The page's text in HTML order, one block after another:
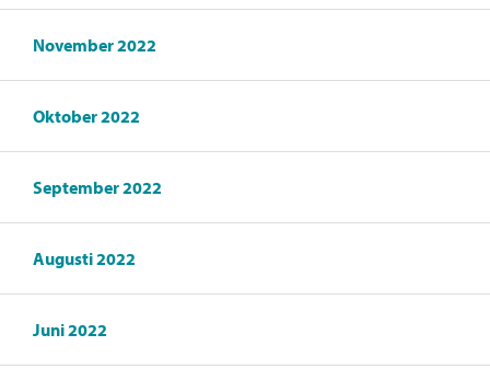
November 2022
Oktober 2022
September 2022
Augusti 2022
Juni 2022